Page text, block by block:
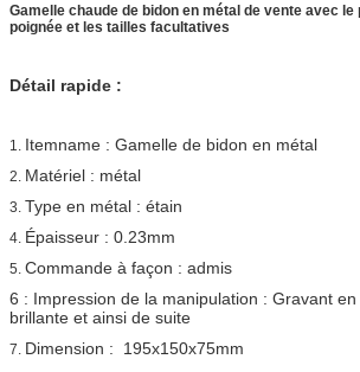
Gamelle chaude de bidon en métal de vente avec
poignée et les tailles facultatives
Détail rapide :
1. Itemname : Gamelle de bidon en métal
2. Matériel : métal
3. Type en métal : étain
4. Épaisseur : 0.23mm
5. Commande à façon : admis
6 : Impression de la manipulation : Gravant
brillante et ainsi de suite
7. Dimension : 195x150x75mm